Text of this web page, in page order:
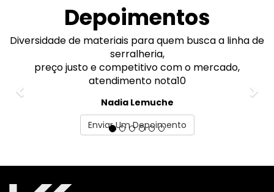
Depoimentos
Diversidade de materiais para quem busca a linha de
serralheria,
preço justo e competitivo com o mercado,
atendimento nota10
Nadia Lemuche
Previous
Enviar Um Depoimento